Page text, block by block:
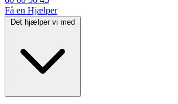
Få en Hjælper
Det hjælper vi med